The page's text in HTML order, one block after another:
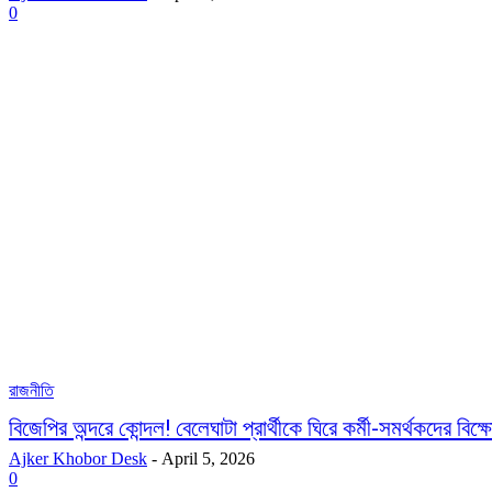
0
রাজনীতি
বিজেপির অন্দরে কোন্দল! বেলেঘাটা প্রার্থীকে ঘিরে কর্মী-সমর্থকদের
Ajker Khobor Desk - April 5, 2026
0